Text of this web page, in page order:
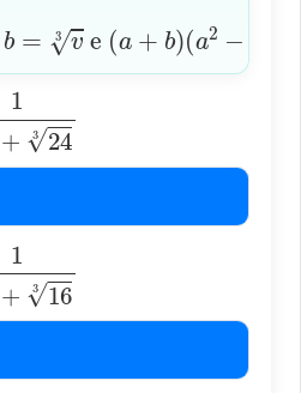
= e (a b − a b+
+24
+16